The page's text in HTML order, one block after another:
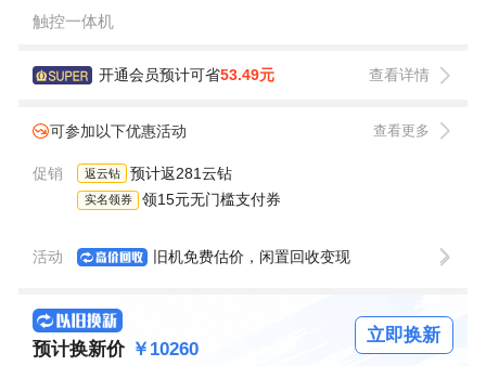
触控一体机
开通会员预计可省53.49元 查看详情
可参加以下优惠活动 查看更多
促销 返云钻 预计返281云钻
实名领券 领15元无门槛支付券
活动 旧机免费估价，闲置回收变现
预计换新价 ￥10260
立即换新